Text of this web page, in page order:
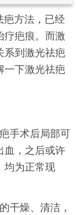
疤方法，已经
疗疤痕。而激
系到激光祛疤
一下激光祛疤
手术后局部可
血，之后或许
均为正常现
干燥、清洁，